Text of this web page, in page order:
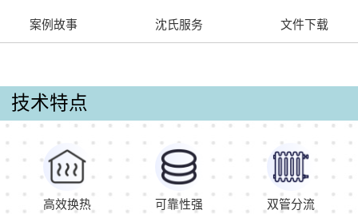
案例故事 沈氏服务 文件下载
技术特点
高效换热
可靠性强
双管分流